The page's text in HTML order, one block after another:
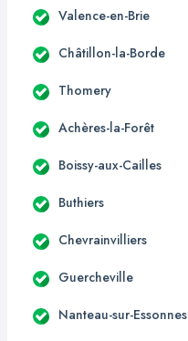
Valence-en-Brie
Châtillon-la-Borde
Thomery
Achères-la-Forêt
Boissy-aux-Cailles
Buthiers
Chevrainvilliers
Guercheville
Nanteau-sur-Essonnes